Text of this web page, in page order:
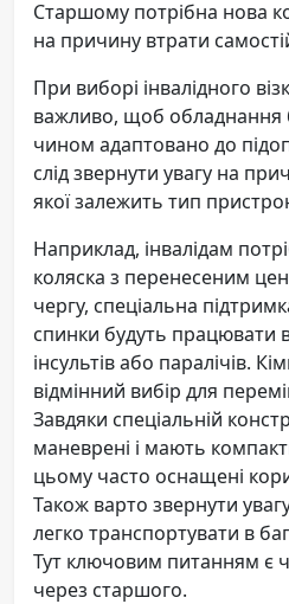
Старшому потрібна нова
на причину втрати
При виборі інвалідного
важливо, щоб обладнання
чином адаптовано до
слід звернути увагу на
якої залежить тип
Наприклад, інвалідам
коляска з перенесеним
чергу, спеціальна
спинки будуть працювати
інсультів або паралічів.
відмінний вибір для
Завдяки спеціальній
маневрені і мають
цьому часто оснащені
Також варто звернути увагу
легко транспортувати в
Тут ключовим питанням є
через старшого.